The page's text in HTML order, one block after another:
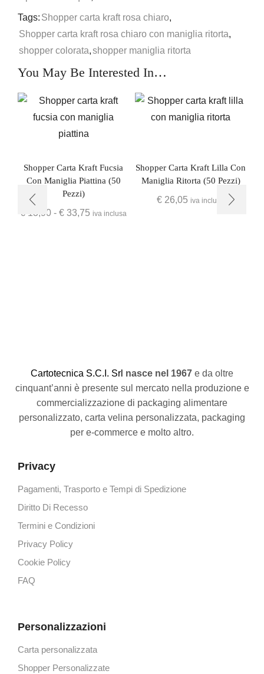
Tags: Shopper carta kraft rosa chiaro,
Shopper carta kraft rosa chiaro con maniglia ritorta,
shopper colorata,shopper maniglia ritorta
You May Be Interested In…
Shopper Carta Kraft Fucsia
Con Maniglia Piattina (50
Pezzi)
€ 13,90 - € 33,75 iva inclusa
Shopper Carta Kraft Lilla Con
Maniglia Ritorta (50 Pezzi)
€ 26,05 iva inclusa
Cartotecnica S.C.I. Srl nasce nel 1967 e da oltre
cinquant’anni è presente sul mercato nella produzione e
commercializzazione di packaging alimentare
personalizzato, carta velina personalizzata, packaging
per e-commerce e molto altro.
Privacy
Pagamenti, Trasporto e Tempi di Spedizione
Diritto Di Recesso
Termini e Condizioni
Privacy Policy
Cookie Policy
FAQ
Personalizzazioni
Carta personalizzata
Shopper Personalizzate